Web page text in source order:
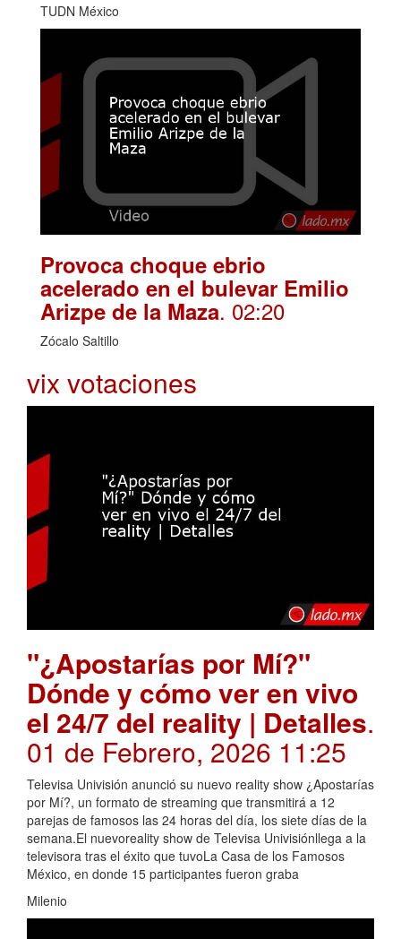
TUDN México
Provoca choque ebrio
acelerado en el bulevar Emilio
Arizpe de la Maza. 02:20
Zócalo Saltillo
vix votaciones
"¿Apostarías por Mí?"
Dónde y cómo ver en vivo
el 24/7 del reality | Detalles.
01 de Febrero, 2026 11:25
Televisa Univisión anunció su nuevo reality show ¿Apostarías
por Mí?, un formato de streaming que transmitirá a 12
parejas de famosos las 24 horas del día, los siete días de la
semana.El nuevoreality show de Televisa Univisiónllega a la
televisora tras el éxito que tuvoLa Casa de los Famosos
México, en donde 15 participantes fueron graba
Milenio